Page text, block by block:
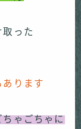
った
あります
ゃごちゃに